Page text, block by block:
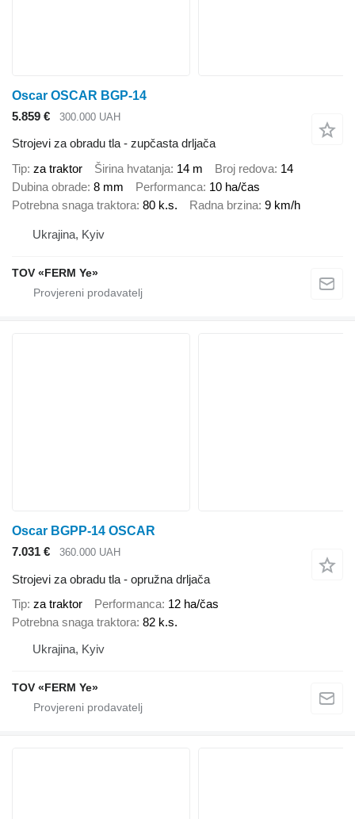
Oscar OSCAR BGP-14
5.859 €
300.000 UAH
Strojevi za obradu tla - zupčasta drljača
Tip za traktor Širina hvatanja 14 m Broj redova 14
Dubina obrade 8 mm Performanca 10 ha/čas
Potrebna snaga traktora 80 k.s. Radna brzina 9 km/h
Ukrajina, Kyiv
TOV «FERM Ye»
Oscar BGPP-14 OSCAR
7.031 €
360.000 UAH
Strojevi za obradu tla - opružna drljača
Tip za traktor Performanca 12 ha/čas
Potrebna snaga traktora 82 k.s.
Ukrajina, Kyiv
TOV «FERM Ye»